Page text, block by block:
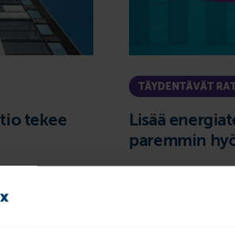
tekee
TÄYDENTÄVÄT
Lisää
paremmin